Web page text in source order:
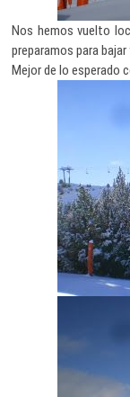
Nos hemos vuelto
preparamos para
Mejor de lo esperado